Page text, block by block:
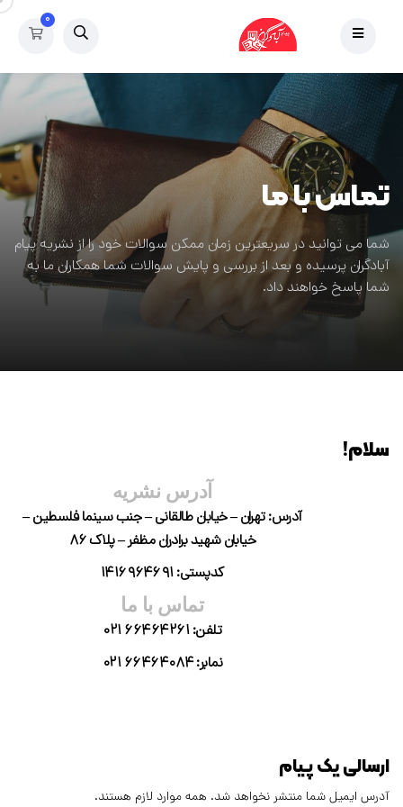
۰
تماس با ما
شما می توانید در سریعترین زمان ممکن سوالات خود را از نشریه پیام
آبادگران پرسیده و بعد از بررسی و پایش سوالات شما همکاران ما به
شما پاسخ خواهند داد.
سلام!
آدرس نشریه
آدرس: تهران – خیابان طالقانی – جنب سینما فلسطین –
خیابان شهید برادران مظفر – پلاک ۸۶
کدپستی: ۱۴۱۶۹۶۴۶۹۱
تماس با ما
تلفن: ۶۶۴۶۴۲۶۱ ۰۲۱
نمابر: ۶۶۴۶۴۰۸۴ ۰۲۱
ارسالی یک پیام
آدرس ایمیل شما منتشر نخواهد شد. همه موارد لازم هستند.